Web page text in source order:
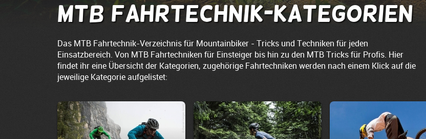
MTB Fahrtechnik-Kategorien
Das MTB Fahrtechnik-Verzeichnis für Mountainbiker - Tricks und Techniken für jeden
Einsatzbereich. Von MTB Fahrtechniken für Einsteiger bis hin zu den MTB Tricks für Profis. Hier
findet ihr eine Übersicht der Kategorien, zugehörige Fahrtechniken werden nach einem Klick auf die
jeweilige Kategorie aufgelistet: